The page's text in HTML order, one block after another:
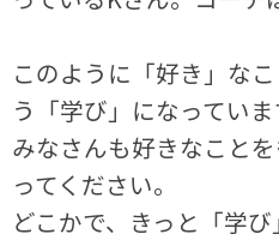
このように「好き」な
う「学び」になっていま
みなさんも好きなこと
ってください。
どこかで、きっと「学び